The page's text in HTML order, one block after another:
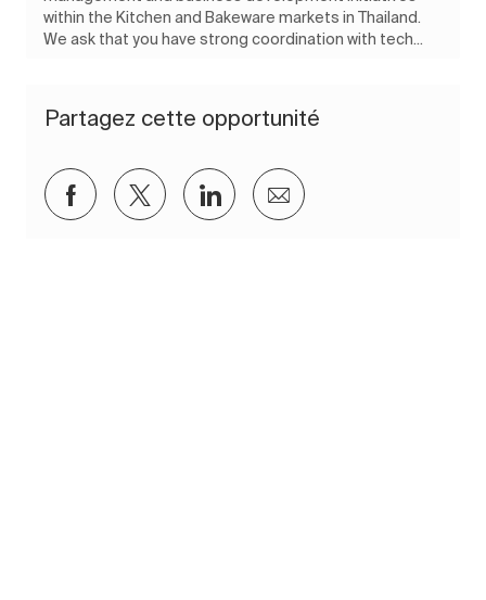
within the Kitchen and Bakeware markets in Thailand.
We ask that you have strong coordination with tech...
Partagez cette opportunité
Partager via Facebook
Partager via twitter
Partager via LinkedIn
Partager par e-mail